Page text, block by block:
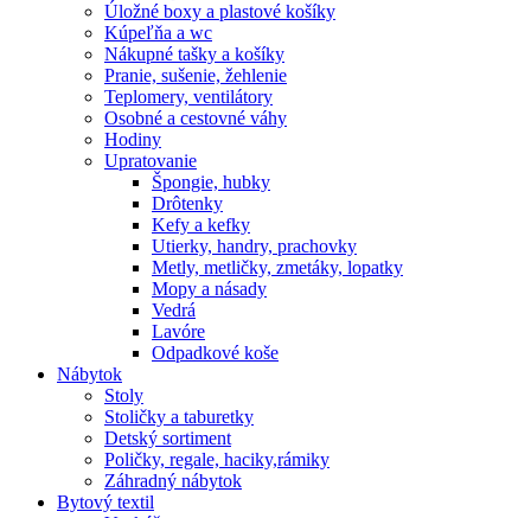
Úložné boxy a plastové košíky
Kúpeľňa a wc
Nákupné tašky a košíky
Pranie, sušenie, žehlenie
Teplomery, ventilátory
Osobné a cestovné váhy
Hodiny
Upratovanie
Špongie, hubky
Drôtenky
Kefy a kefky
Utierky, handry, prachovky
Metly, metličky, zmetáky, lopatky
Mopy a násady
Vedrá
Lavóre
Odpadkové koše
Nábytok
Stoly
Stoličky a taburetky
Detský sortiment
Poličky, regale, haciky,rámiky
Záhradný nábytok
Bytový textil